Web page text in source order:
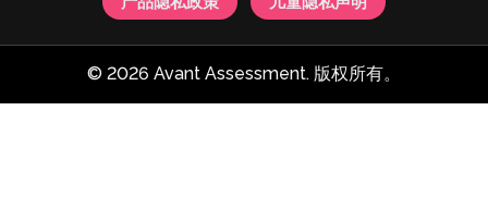
© 2026 Avant Assessment. 版权所有。